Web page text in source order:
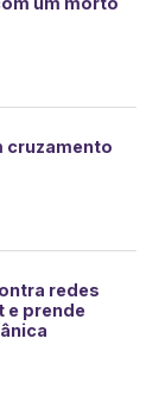
cruzamento
redes
e prende